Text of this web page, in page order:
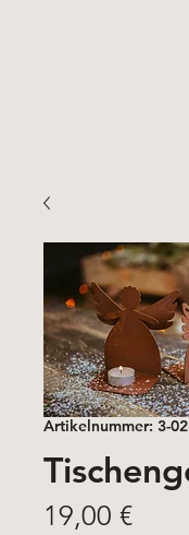
Artikelnummer: 3-
19,00 €Preis